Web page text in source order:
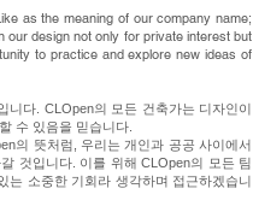
as the meaning of our company name;
our design not only for private interest but
to practice and explore new ideas of
니다. CLOpen의 모든 건축가는 디자인이
수 있음을 믿습니다.
의 뜻처럼, 우리는 개인과 공공 사이에서
것입니다. 이를 위해 CLOpen의 모든 팀
는 소중한 기회라 생각하며 접근하겠습니